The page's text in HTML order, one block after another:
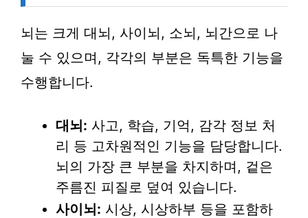
뇌는 크게 대뇌, 사이뇌, 소뇌, 뇌간으로 나
눌 수 있으며, 각각의 부분은 독특한 기능을
수행합니다.
대뇌: 사고, 학습, 기억, 감각 정보 처
리 등 고차원적인 기능을 담당합니다.
뇌의 가장 큰 부분을 차지하며, 겉은
주름진 피질로 덮여 있습니다.
사이뇌: 시상, 시상하부 등을 포함하